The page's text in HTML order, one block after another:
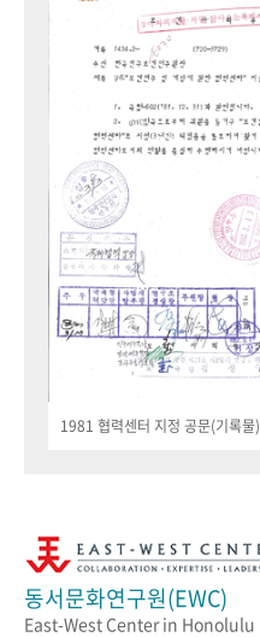
1981 협력센터 지정 공문(기록물)
동서문화연구원(EWC)
East-West Center in Honolulu